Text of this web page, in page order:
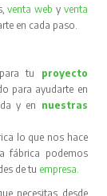
venta web y venta
en cada paso.
tu proyecto
para ayudarte en
y en nuestras
lo que nos hace
fábrica podemos
de tu empresa
necesitas desde